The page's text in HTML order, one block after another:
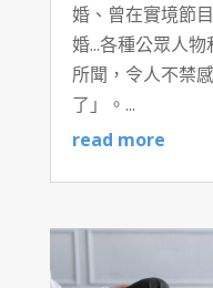
婚、曾在實境節
婚...各種公眾人
所聞，令人不禁
了」。...
read more